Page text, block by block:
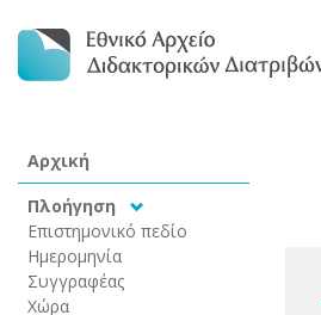
Αρχική
Πλοήγηση
Επιστημονικό πεδίο
Ημερομηνία
Συγγραφέας
Χώρα